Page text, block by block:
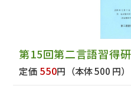
第15回第二言語習得
定価 550円 （本体 500 円）